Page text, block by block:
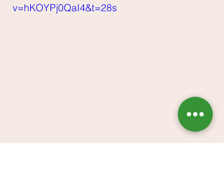
v=hKOYPj0QaI4&t=28s